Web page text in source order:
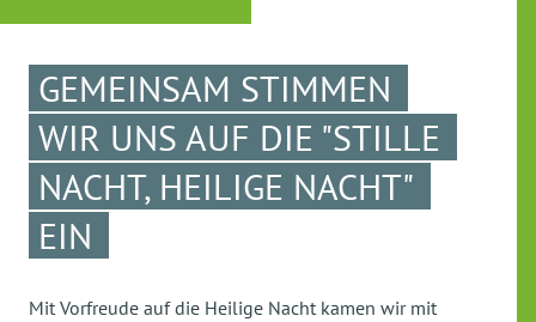
GEMEINSAM STIMMEN
WIR UNS AUF DIE "STILLE
NACHT, HEILIGE NACHT"
EIN
Mit Vorfreude auf die Heilige Nacht kamen wir mit